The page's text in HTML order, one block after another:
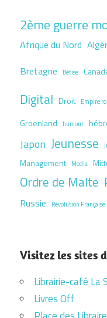
2ème guerre
Afrique du Nord
Bretagne Bêtise
Digital Droit Empire
Groenland humour
Japon Jeunesse
Management Media
Ordre de Malte
Russie Révolution Française
Visitez les sites
Librairie-café La
Livres Off